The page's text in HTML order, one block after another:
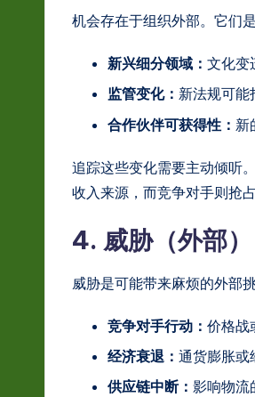
机会存在于组织外部。它们
新兴细分领域： 文化变
监管变化： 新法规可能
合作伙伴可获得性： 新
追踪这些变化需要主动倾听
收入来源，而竞争对手则抢占
4. 威胁（外部）
威胁是可能带来麻烦的外部
竞争对手行动： 价格战
经济衰退： 通货膨胀或
供应链中断： 影响物流